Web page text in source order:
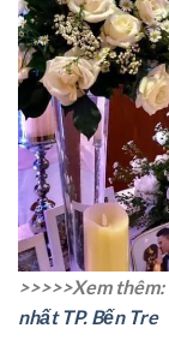
>>>>>Xem thêm:
nhất TP. Bến Tre